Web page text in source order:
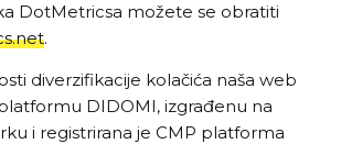
DotMetricsa možete se obratiti
.
diverzifikacije kolačića naša web
DIDOMI, izgrađenu na
i registrirana je CMP platforma